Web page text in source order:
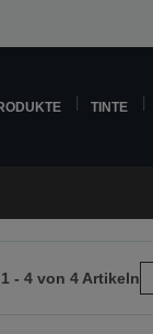
TINTE
- 4 von 4 Artikeln